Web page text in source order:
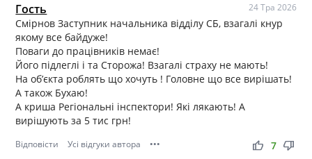
Гость 24 Тра 2026
Смірнов Заступник начальника відділу СБ, взагалі кнур
якому все байдуже!
Поваги до працівників немає!
Його підлеглі і та Сторожа! Взагалі страху не мають!
На обʼєкта роблять що хочуть ! Головне що все вирішать!
А також Бухаю!
А криша Регіональні інспектори! Які лякають! А
вирішують за 5 тис грн!
Відповісти Усі відгуки автора ••• thumb_up thumb_down
7